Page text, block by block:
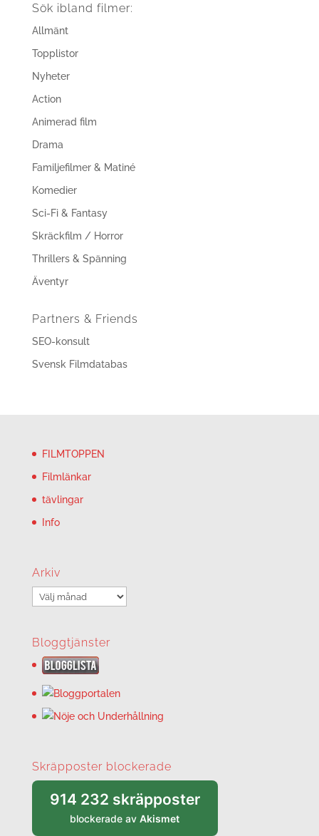
Sök ibland filmer:
Allmänt
Topplistor
Nyheter
Action
Animerad film
Drama
Familjefilmer & Matiné
Komedier
Sci-Fi & Fantasy
Skräckfilm / Horror
Thrillers & Spänning
Äventyr
Partners & Friends
SEO-konsult
Svensk Filmdatabas
FILMTOPPEN
Filmlänkar
tävlingar
Info
Arkiv
Arkiv
Bloggtjänster
Skräpposter blockerade
914 232 skräpposter
blockerade avAkismet